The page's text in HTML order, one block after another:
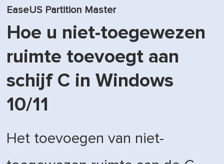
EaseUS Partition Master
Hoe u niet-toegewezen
ruimte toevoegt aan
schijf C in Windows
10/11
Het toevoegen van niet-